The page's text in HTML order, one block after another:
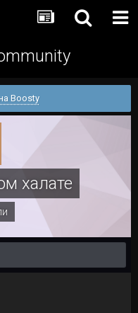
Boosty
халате